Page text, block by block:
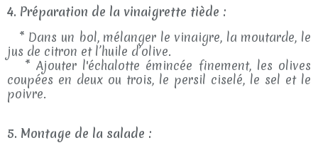
4. Préparation de la vinaigrette tiède :
* Dans un bol, mélanger le vinaigre, la moutarde, le
jus de citron et l’huile d’olive.
* Ajouter l'échalotte émincée finement, les olives
coupées en deux ou trois, le persil ciselé, le sel et le
poivre.
5. Montage de la salade :